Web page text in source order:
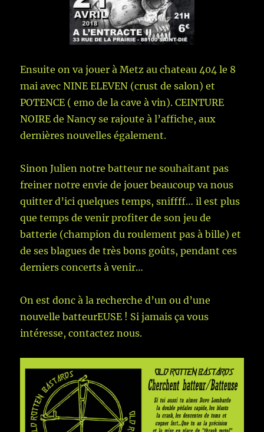
Ensuite on va jouer à Metz au chateau 404 le 8
mai avec NINE ELEVEN (crust de salon) et
POTENCE ( emo de la cave à vin). CEINTURE
NOIRE de Nancy se rajoute à l’affiche, aux
dernières nouvelles également.
Sinon Julien notre batteur ne souhaitant pas
freiner notre envie de jouer beaucoup va nous
quitter d’ici quelques temps, sniffff… il est plus
que temps de venir profiter de son jeu de
batterie (champion du roulement pas à bille) et
de ses blagues de très bons goûts, pendant ces
derniers concerts à venir…
On est donc à la recherche d’un ou d’une
nouvelle batteurEUSE ! Si jamais ça vous
intéresse, contactez nous.